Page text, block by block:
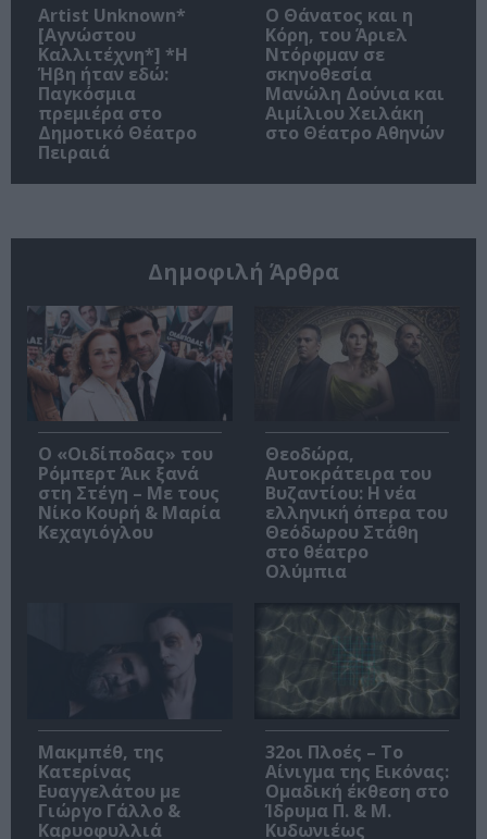
Artist Unknown*
[Αγνώστου
Καλλιτέχνη*] *Η
Ήβη ήταν εδώ:
Παγκόσμια
πρεμιέρα στο
Δημοτικό Θέατρο
Πειραιά
Ο Θάνατος και η
Κόρη, του Άριελ
Ντόρφμαν σε
σκηνοθεσία
Μανώλη Δούνια και
Αιμίλιου Χειλάκη
στο Θέατρο Αθηνών
Δημοφιλή Άρθρα
O «Οιδίποδας» του
Ρόμπερτ Άικ ξανά
στη Στέγη – Με τους
Νίκο Κουρή & Μαρία
Κεχαγιόγλου
Θεοδώρα,
Αυτοκράτειρα του
Βυζαντίου: Η νέα
ελληνική όπερα του
Θεόδωρου Στάθη
στο θέατρο
Ολύμπια
Μακμπέθ, της
Κατερίνας
Ευαγγελάτου με
Γιώργο Γάλλο &
Καρυοφυλλιά
32οι Πλοές – Το
Αίνιγμα της Εικόνας:
Ομαδική έκθεση στο
Ίδρυμα Π. & Μ.
Κυδωνιέως